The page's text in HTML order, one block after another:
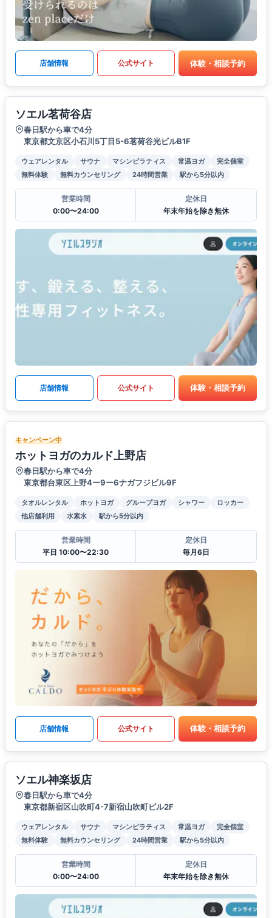
店舗情報 公式サイト 体験・相談予約
ソエル茗荷谷店
春日駅から車で4分
東京都文京区小石川5丁目5-6茗荷谷光ビルB1F
ウェアレンタル サウナ マシンピラティス 常温ヨガ
完全個室
無料体験
無料カウンセリング 24時間営業 駅から5分以内
営業時間
0:00〜24:00
定休日
年末年始を除き無休
店舗情報 公式サイト 体験・相談予約
キャンペーン中
ホットヨガのカルド上野店
春日駅から車で4分
東京都台東区上野4ー9ー6ナガフジビル9F
タオルレンタル ホットヨガ グループヨガ シャワー
ロッカー
他店舗利用
水素水 駅から5分以内
営業時間
平日 10:00〜22:30
定休日
毎月6日
店舗情報 公式サイト 体験・相談予約
ソエル神楽坂店
春日駅から車で4分
東京都新宿区山吹町4-7新宿山吹町ビル2F
ウェアレンタル サウナ マシンピラティス 常温ヨガ
完全個室
無料体験
無料カウンセリング 24時間営業 駅から5分以内
営業時間
0:00〜24:00
定休日
年末年始を除き無休